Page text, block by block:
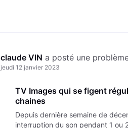
claude VIN a posté une
jeudi 12 janvier 2023
TV Images qui se figent
chaines
Depuis dernière semaine de
interruption du son pendant 1 ou